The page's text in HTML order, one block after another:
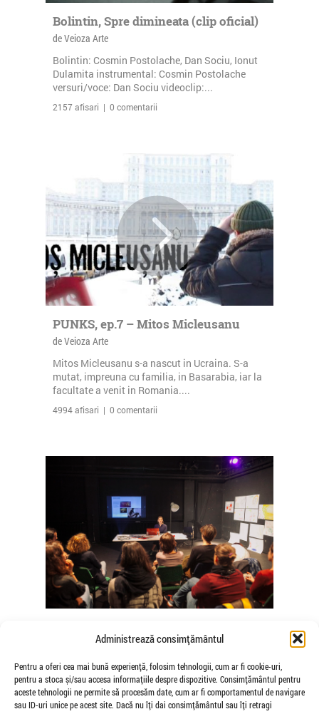
Administrează consimțământul
Pentru a oferi cea mai bună experiență, folosim tehnologii, cum ar fi cookie-uri,
pentru a stoca și/sau accesa informațiile despre dispozitive. Consimțământul pentru
aceste tehnologii ne permite să procesăm date, cum ar fi comportamentul de navigare
sau ID-uri unice pe acest site. Dacă nu îți dai consimțământul sau îți retragi
Bolintin, Spre dimineata (clip oficial)
de Veioza Arte
Bolintin: Cosmin Postolache, Dan Sociu, Ionut
Dulamita instrumental: Cosmin Postolache
versuri/voce: Dan Sociu videoclip:...
2157 afisari | 0 comentarii
PUNKS, ep.7 – Mitos Micleusanu
de Veioza Arte
Mitos Micleusanu s-a nascut in Ucraina. S-a
mutat, impreuna cu familia, in Basarabia, iar la
facultate a venit in Romania....
4994 afisari | 0 comentarii
Somatice susținute de coregrafele
Mădălina Dan și Valentina De Piante
Niculae
de Veioza Arte